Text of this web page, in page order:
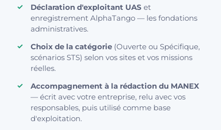
Déclaration d'exploitant UAS et
enregistrement AlphaTango — les fondations
administratives.
Choix de la catégorie (Ouverte ou Spécifique,
scénarios STS) selon vos sites et vos missions
réelles.
Accompagnement à la rédaction du MANEX
— écrit avec votre entreprise, relu avec vos
responsables, puis utilisé comme base
d'exploitation.